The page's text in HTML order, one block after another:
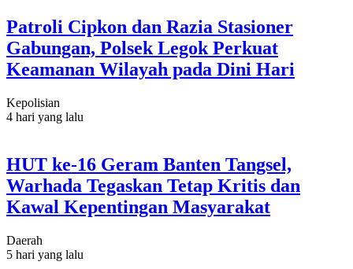
Patroli Cipkon dan Razia Stasioner
Gabungan, Polsek Legok Perkuat
Keamanan Wilayah pada Dini Hari
Kepolisian
4 hari yang lalu
HUT ke-16 Geram Banten Tangsel,
Warhada Tegaskan Tetap Kritis dan
Kawal Kepentingan Masyarakat
Daerah
5 hari yang lalu